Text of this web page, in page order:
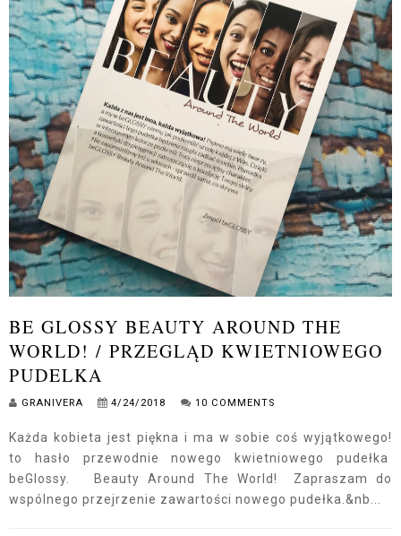
BE GLOSSY BEAUTY AROUND THE
WORLD! / PRZEGLĄD KWIETNIOWEGO
PUDELKA
GRANIVERA 4/24/2018 10 COMMENTS
Każda kobieta jest piękna i ma w sobie coś wyjątkowego!
to hasło przewodnie nowego kwietniowego pudełka
beGlossy. Beauty Around The World! Zapraszam do
wspólnego przejrzenie zawartości nowego pudełka.&nb...